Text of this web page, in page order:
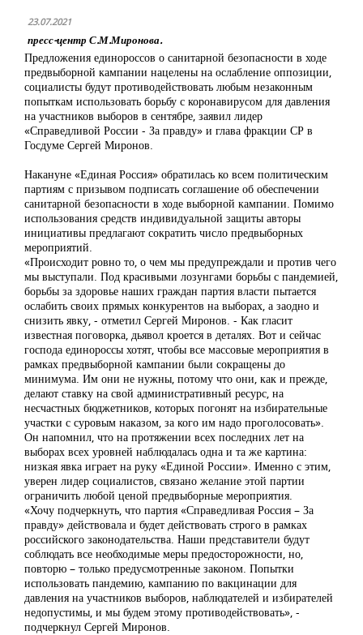
23.07.2021
пресс-центр С.М.Миронова.
Предложения единороссов о санитарной безопасности в ходе
предвыборной кампании нацелены на ослабление оппозиции,
социалисты будут противодействовать любым незаконным
попыткам использовать борьбу с коронавирусом для давления
на участников выборов в сентябре, заявил лидер
«Справедливой России - За правду» и глава фракции СР в
Госдуме Сергей Миронов.
Накануне «Единая Россия» обратилась ко всем политическим
партиям с призывом подписать соглашение об обеспечении
санитарной безопасности в ходе выборной кампании. Помимо
использования средств индивидуальной защиты авторы
инициативы предлагают сократить число предвыборных
мероприятий.
«Происходит ровно то, о чем мы предупреждали и против чего
мы выступали. Под красивыми лозунгами борьбы с пандемией,
борьбы за здоровье наших граждан партия власти пытается
ослабить своих прямых конкурентов на выборах, а заодно и
снизить явку, - отметил Сергей Миронов. - Как гласит
известная поговорка, дьявол кроется в деталях. Вот и сейчас
господа единороссы хотят, чтобы все массовые мероприятия в
рамках предвыборной кампании были сокращены до
минимума. Им они не нужны, потому что они, как и прежде,
делают ставку на свой административный ресурс, на
несчастных бюджетников, которых погонят на избирательные
участки с суровым наказом, за кого им надо проголосовать».
Он напомнил, что на протяжении всех последних лет на
выборах всех уровней наблюдалась одна и та же картина:
низкая явка играет на руку «Единой России». Именно с этим,
уверен лидер социалистов, связано желание этой партии
ограничить любой ценой предвыборные мероприятия.
«Хочу подчеркнуть, что партия «Справедливая Россия – За
правду» действовала и будет действовать строго в рамках
российского законодательства. Наши представители будут
соблюдать все необходимые меры предосторожности, но,
повторю – только предусмотренные законом. Попытки
использовать пандемию, кампанию по вакцинации для
давления на участников выборов, наблюдателей и избирателей
недопустимы, и мы будем этому противодействовать», -
подчеркнул Сергей Миронов.